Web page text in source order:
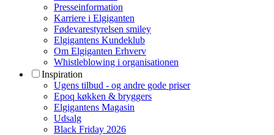
Presseinformation
Karriere i Elgiganten
Fødevarestyrelsen smiley
Elgigantens Kundeklub
Om Elgiganten Erhverv
Whistleblowing i organisationen
Inspiration
Ugens tilbud - og andre gode priser
Epoq køkken & bryggers
Elgigantens Magasin
Udsalg
Black Friday 2026